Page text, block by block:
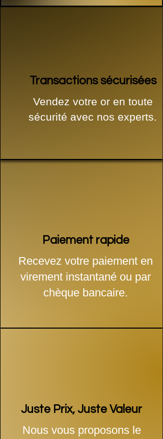
Transactions sécurisées
Vendez votre or en toute
sécurité avec nos experts.
Paiement rapide
Recevez votre paiement en
virement instantané ou par
chèque bancaire.
Juste Prix, Juste Valeur
Nous vous proposons le